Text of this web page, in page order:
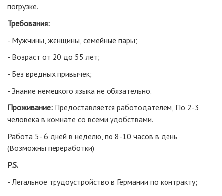
погрузке.
Требования:
- Мужчины, женщины, семейные пары;
- Возраст от 20 до 55 лет;
- Без вредных привычек;
- Знание немецкого языка не обязательно.
Проживание: Предоставляется работодателем, По 2-3
человека в комнате со всеми удобствами.
Работа 5- 6 дней в неделю, по 8-10 часов в день
(Возможны переработки)
P.S.
- Легальное трудоустройство в Германии по контракту;